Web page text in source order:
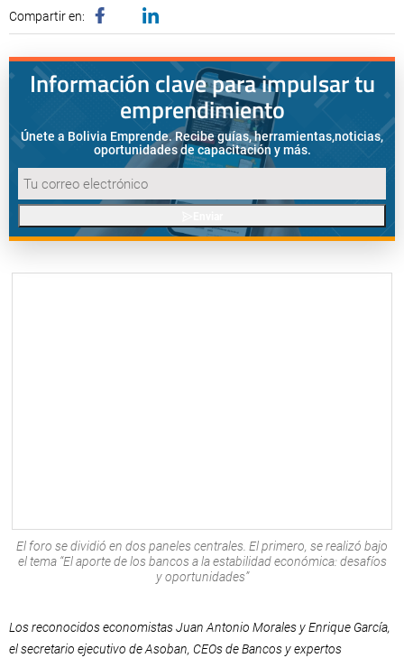
Compartir en:
Información clave para impulsar tu
emprendimiento
Únete a Bolivia Emprende. Recibe guías, herramientas,noticias,
oportunidades de capacitación y más.
El foro se dividió en dos paneles centrales. El primero, se realizó bajo
el tema “El aporte de los bancos a la estabilidad económica: desafíos
y oportunidades”
Los reconocidos economistas Juan Antonio Morales y Enrique García,
el secretario ejecutivo de Asoban, CEOs de Bancos y expertos